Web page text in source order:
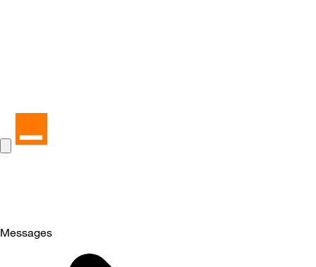
Messages